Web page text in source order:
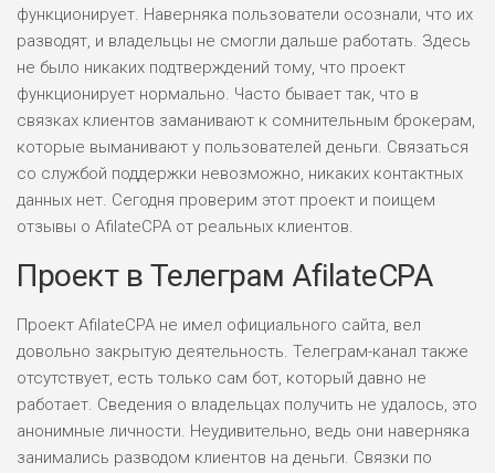
функционирует. Наверняка пользователи осознали, что их
разводят, и владельцы не смогли дальше работать. Здесь
не было никаких подтверждений тому, что проект
функционирует нормально. Часто бывает так, что в
связках клиентов заманивают к сомнительным брокерам,
которые выманивают у пользователей деньги. Связаться
со службой поддержки невозможно, никаких контактных
данных нет. Сегодня проверим этот проект и поищем
отзывы о AfilateCPA от реальных клиентов.
Проект в Телеграм AfilateCPA
Проект AfilateCPA не имел официального сайта, вел
довольно закрытую деятельность. Телеграм-канал также
отсутствует, есть только сам бот, который давно не
работает. Сведения о владельцах получить не удалось, это
анонимные личности. Неудивительно, ведь они наверняка
занимались разводом клиентов на деньги. Связки по